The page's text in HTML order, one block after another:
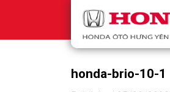
content
honda-brio-10-1